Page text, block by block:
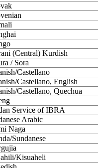
(Central) Kurdish
/ Sora
Castellano
Castellano, English
Castellano, Quechua
Service of IBRA
Arabic
Naga
Sundanese
Kisuaheli